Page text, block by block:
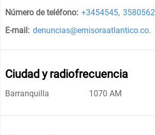
Número de teléfono: +3454545, 3580562
E-mail: denuncias@emisoraatlantico.co.
Ciudad y radiofrecuencia
Barranquilla 1070 AM